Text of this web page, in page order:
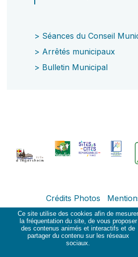
> Séances du Conseil
> Arrêtés municipaux
> Bulletin Municipal
Crédits Photos
Création et hébergement du site Internet
administrable CMS propulsé par WebSee
Ce site utilise des cookies afin de mesurer
la fréquentation du site, de vous proposer
des contenus animés et interactifs et de
partager du contenu sur les réseaux
sociaux.